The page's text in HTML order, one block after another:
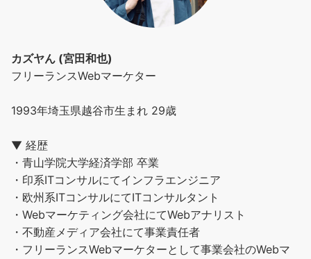
カズヤん (宮田和也)
フリーランスWebマーケター
1993年埼玉県越谷市生まれ 29歳
▼ 経歴
・青山学院大学経済学部 卒業
・印系ITコンサルにてインフラエンジニア
・欧州系ITコンサルにてITコンサルタント
・Webマーケティング会社にてWebアナリスト
・不動産メディア会社にて事業責任者
・フリーランスWebマーケターとして事業会社のWebマ